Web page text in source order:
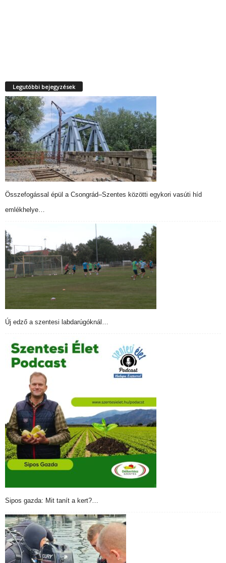
Legutóbbi bejegyzések
Összefogással épül a Csongrád–Szentes közötti egykori vasúti híd
emlékhelye…
Új edző a szentesi labdarúgóknál…
Sipos gazda: Mit tanít a kert?…